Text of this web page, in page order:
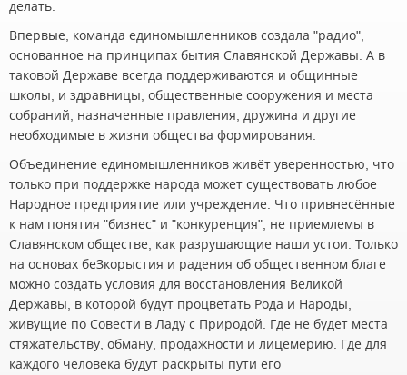
делать.
Впервые, команда единомышленников создала "радио",
основанное на принципах бытия Славянской Державы. А в
таковой Державе всегда поддерживаются и общинные
школы, и здравницы, общественные сооружения и места
собраний, назначенные правления, дружина и другие
необходимые в жизни общества формирования.
Объединение единомышленников живёт уверенностью, что
только при поддержке народа может существовать любое
Народное предприятие или учреждение. Что привнесённые
к нам понятия "бизнес" и "конкуренция", не приемлемы в
Славянском обществе, как разрушающие наши устои. Только
на основах беЗкорыстия и радения об общественном благе
можно создать условия для восстановления Великой
Державы, в которой будут процветать Рода и Народы,
живущие по Совести в Ладу с Природой. Где не будет места
стяжательству, обману, продажности и лицемерию. Где для
каждого человека будут раскрыты пути его